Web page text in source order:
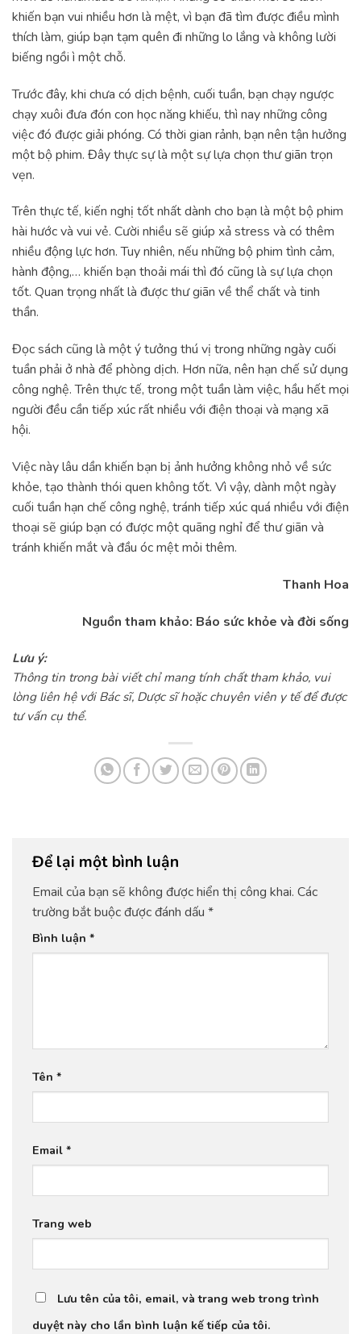
khiến bạn vui nhiều hơn là mệt, vì bạn đã tìm được điều mình
thích làm, giúp bạn tạm quên đi những lo lắng và không lười
biếng ngồi ì một chỗ.
Trước đây, khi chưa có dịch bệnh, cuối tuần, bạn chạy ngược
chạy xuôi đưa đón con học năng khiếu, thì nay những công
việc đó được giải phóng. Có thời gian rảnh, bạn nên tận hưởng
một bộ phim. Đây thực sự là một sự lựa chọn thư giãn trọn
vẹn.
Trên thực tế, kiến nghị tốt nhất dành cho bạn là một bộ phim
hài hước và vui vẻ. Cười nhiều sẽ giúp xả stress và có thêm
nhiều động lực hơn. Tuy nhiên, nếu những bộ phim tình cảm,
hành động,… khiến bạn thoải mái thì đó cũng là sự lựa chọn
tốt. Quan trọng nhất là được thư giãn về thể chất và tinh
thần.
Đọc sách cũng là một ý tưởng thú vị trong những ngày cuối
tuần phải ở nhà để phòng dịch. Hơn nữa, nên hạn chế sử dụng
công nghệ. Trên thực tế, trong một tuần làm việc, hầu hết mọi
người đều cần tiếp xúc rất nhiều với điện thoại và mạng xã
hội.
Việc này lâu dần khiến bạn bị ảnh hưởng không nhỏ về sức
khỏe, tạo thành thói quen không tốt. Vì vậy, dành một ngày
cuối tuần hạn chế công nghệ, tránh tiếp xúc quá nhiều với điện
thoại sẽ giúp bạn có được một quãng nghỉ để thư giãn và
tránh khiến mắt và đầu óc mệt mỏi thêm.
Thanh Hoa
Nguồn tham khảo: Báo sức khỏe và đời sống
Lưu ý:
Thông tin trong bài viết chỉ mang tính chất tham khảo, vui
lòng liên hệ với Bác sĩ, Dược sĩ hoặc chuyên viên y tế để được
tư vấn cụ thể.
Để lại một bình luận
Email của bạn sẽ không được hiển thị công khai. Các
trường bắt buộc được đánh dấu *
Bình luận *
Tên *
Email *
Trang web
Lưu tên của tôi, email, và trang web trong trình
duyệt này cho lần bình luận kế tiếp của tôi.